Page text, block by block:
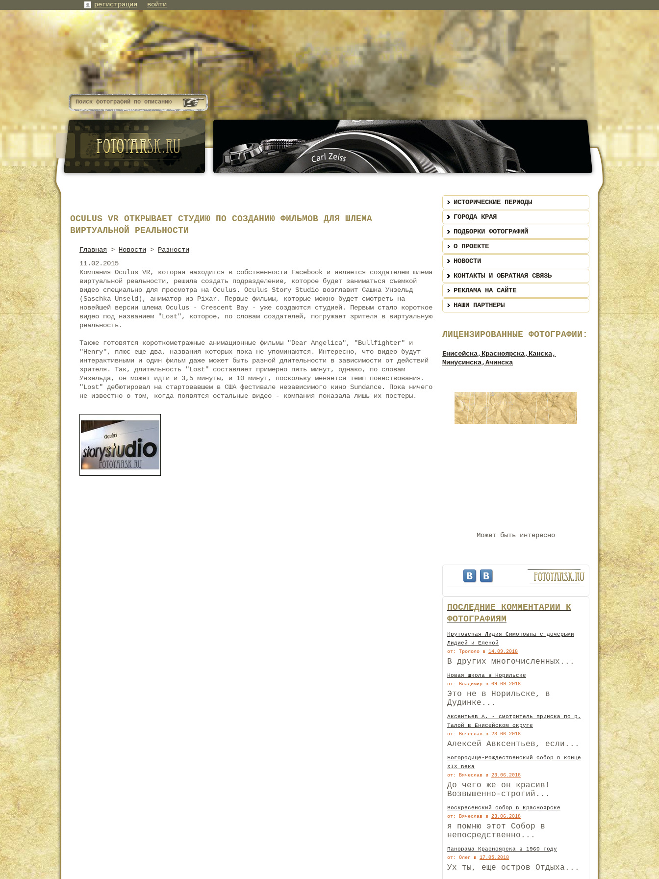
OCULUS VR ОТКРЫВАЕТ СТУДИЮ ПО СОЗДАНИЮ ФИЛЬМОВ ДЛЯ ШЛЕМА
ВИРТУАЛЬНОЙ РЕАЛЬНОСТИ
Главная > Новости > Разности
11.02.2015
Компания Oculus VR, которая находится в собственности Facebook и является создателем шлема
виртуальной реальности, решила создать подразделение, которое будет заниматься съемкой
видео специально для просмотра на Oculus. Oculus Story Studio возглавит Сашка Унзельд
(Saschka Unseld), аниматор из Pixar. Первые фильмы, которые можно будет смотреть на
новейшей версии шлема Oculus - Crescent Bay - уже создаются студией. Первым стало короткое
видео под названием "Lost", которое, по словам создателей, погружает зрителя в виртуальную
реальность.
Также готовятся короткометражные анимационные фильмы "Dear Angelica", "Bullfighter" и
"Henry", плюс еще два, названия которых пока не упоминаются. Интересно, что видео будут
интерактивными и один фильм даже может быть разной длительности в зависимости от действий
зрителя. Так, длительность "Lost" составляет примерно пять минут, однако, по словам
Унзельда, он может идти и 3,5 минуты, и 10 минут, поскольку меняется темп повествования.
"Lost" дебютировал на стартовавшем в США фестивале независимого кино Sundance. Пока ничего
не известно о том, когда появятся остальные видео - компания показала лишь их постеры.
ИСТОРИЧЕСКИЕ ПЕРИОДЫ
ГОРОДА КРАЯ
ПОДБОРКИ ФОТОГРАФИЙ
О ПРОЕКТЕ
НОВОСТИ
КОНТАКТЫ И ОБРАТНАЯ СВЯЗЬ
РЕКЛАМА НА САЙТЕ
НАШИ ПАРТНЕРЫ
ЛИЦЕНЗИРОВАННЫЕ ФОТОГРАФИИ:
Енисейска, Красноярска, Канска,
Минусинска,Ачинска
Может быть интересно
ПОСЛЕДНИЕ КОММЕНТАРИИ К
ФОТОГРАФИЯМ
Крутовская Лидия Симоновна с дочерьми
Лидией и Еленой
от: Трололо в 14.09.2018
В других многочисленных...
Новая школа в Норильске
от: Владимир в 09.09.2018
Это не в Норильске, в
Дудинке...
Аксентьев А. - смотритель прииска по р.
Талой в Енисейском округе
от: Вячеслав в 23.06.2018
Алексей Авксентьев, если...
Богородице-Рождественский собор в конце
XIX века
от: Вячеслав в 23.06.2018
До чего же он красив!
Возвышенно-строгий...
Воскресенский собор в Красноярске
от: Вячеслав в 23.06.2018
я помню этот Собор в
непосредственно...
Панорама Красноярска в 1960 году
от: Олег в 17.05.2018
Ух ты, еще остров Отдыха...
регистрация войти